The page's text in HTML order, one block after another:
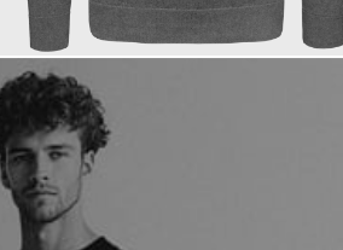
110,00 €